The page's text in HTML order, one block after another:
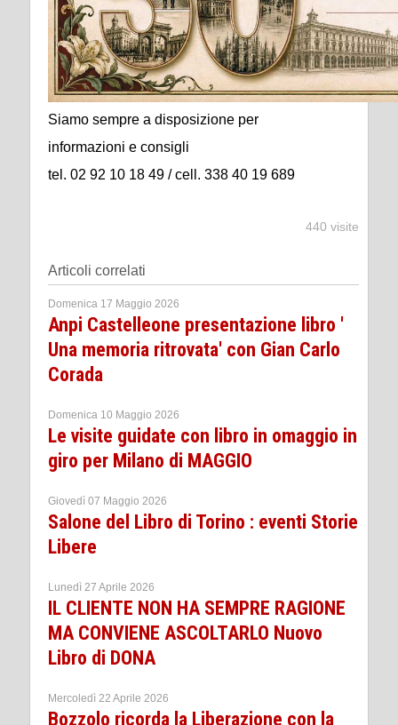
Siamo sempre a disposizione per
informazioni e consigli
tel. 02 92 10 18 49 / cell. 338 40 19 689
440 visite
Articoli correlati
Domenica 17 Maggio 2026
Anpi Castelleone presentazione libro '
Una memoria ritrovata' con Gian Carlo
Corada
Domenica 10 Maggio 2026
Le visite guidate con libro in omaggio in
giro per Milano di MAGGIO
Giovedì 07 Maggio 2026
Salone del Libro di Torino : eventi Storie
Libere
Lunedì 27 Aprile 2026
IL CLIENTE NON HA SEMPRE RAGIONE
MA CONVIENE ASCOLTARLO Nuovo
Libro di DONA
Mercoledì 22 Aprile 2026
Bozzolo ricorda la Liberazione con la